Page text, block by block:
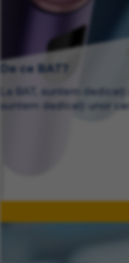
De ce BAT?
La BAT, suntem
suntem dedicați unor